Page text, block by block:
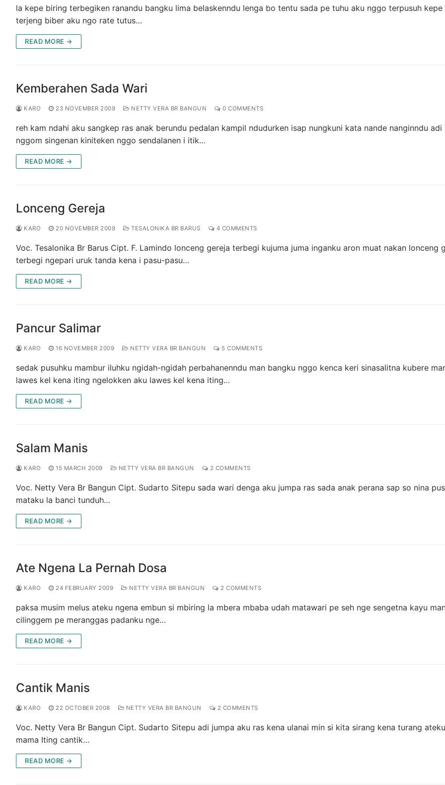
la kepe biring terbegiken ranandu bangku lima belaskenndu lenga bo tentu sada pe tuhu aku nggo terpusuh kepe
terjeng biber aku ngo rate tutus…
READ MORE →
Kemberahen Sada Wari
KARO 23 NOVEMBER 2009 NETTY VERA BR BANGUN 0 COMMENTS
reh kam ndahi aku sangkep ras anak berundu pedalan kampil ndudurken isap nungkuni kata nande nanginndu adi
nggom singenan kiniteken nggo sendalanen i itik…
READ MORE →
Lonceng Gereja
KARO 20 NOVEMBER 2009 TESALONIKA BR BARUS 4 COMMENTS
Voc. Tesalonika Br Barus Cipt. F. Lamindo lonceng gereja terbegi kujuma juma inganku aron muat nakan lonceng
terbegi ngepari uruk tanda kena i pasu-pasu…
READ MORE →
Pancur Salimar
KARO 16 NOVEMBER 2009 NETTY VERA BR BANGUN 5 COMMENTS
sedak pusuhku mambur iluhku ngidah-ngidah perbahanenndu man bangku nggo kenca keri sinasalitna kubere
lawes kel kena iting ngelokken aku lawes kel kena iting…
READ MORE →
Salam Manis
KARO 15 MARCH 2009 NETTY VERA BR BANGUN 2 COMMENTS
Voc. Netty Vera Br Bangun Cipt. Sudarto Sitepu sada wari denga aku jumpa ras sada anak perana sap so nina
mataku la banci tunduh…
READ MORE →
Ate Ngena La Pernah Dosa
KARO 24 FEBRUARY 2009 NETTY VERA BR BANGUN 2 COMMENTS
paksa musim melus ateku ngena embun si mbiring la mbera mbaba udah matawari pe seh nge sengetna kayu
cilinggem pe meranggas padanku nge…
READ MORE →
Cantik Manis
KARO 22 OCTOBER 2008 NETTY VERA BR BANGUN 2 COMMENTS
Voc. Netty Vera Br Bangun Cipt. Sudarto Sitepu adi jumpa aku ras kena ulanai min si kita sirang kena turang
mama Iting cantik…
READ MORE →